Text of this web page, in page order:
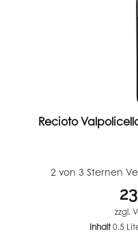
Recioto
2 von 3 Sternen
zzgl.
Inhalt0.5